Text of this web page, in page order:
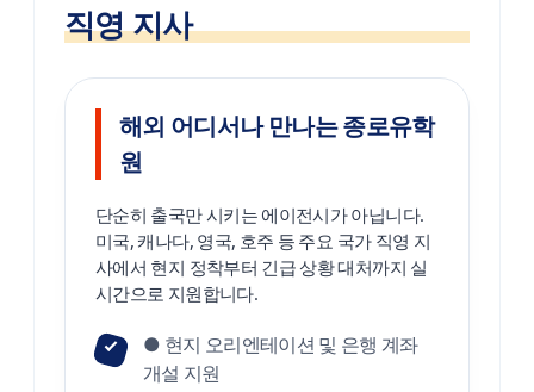
직영 지사
해외 어디서나 만나는 종로유학
원
단순히 출국만 시키는 에이전시가 아닙니다.
미국, 캐나다, 영국, 호주 등 주요 국가 직영 지
사에서 현지 정착부터 긴급 상황 대처까지 실
시간으로 지원합니다.
● 현지 오리엔테이션 및 은행 계좌
개설 지원